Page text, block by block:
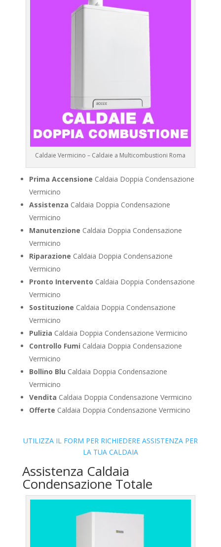
Caldaie Vermicino – Caldaie a Multicombustioni Roma
Prima Accensione Caldaia Doppia Condensazione
Vermicino
Assistenza Caldaia Doppia Condensazione
Vermicino
Manutenzione Caldaia Doppia Condensazione
Vermicino
Riparazione Caldaia Doppia Condensazione
Vermicino
Pronto Intervento Caldaia Doppia Condensazione
Vermicino
Sostituzione Caldaia Doppia Condensazione
Vermicino
Pulizia Caldaia Doppia Condensazione Vermicino
Controllo Fumi Caldaia Doppia Condensazione
Vermicino
Bollino Blu Caldaia Doppia Condensazione
Vermicino
Vendita Caldaia Doppia Condensazione Vermicino
Offerte Caldaia Doppia Condensazione Vermicino
UTILIZZA IL FORM PER RICHIEDERE ASSISTENZA PER
LA TUA CALDAIA
Assistenza Caldaia
Condensazione Totale